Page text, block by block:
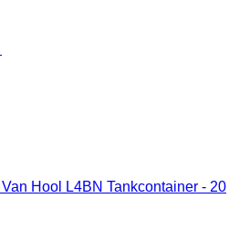
Van Hool L4BN Tankcontainer - 20